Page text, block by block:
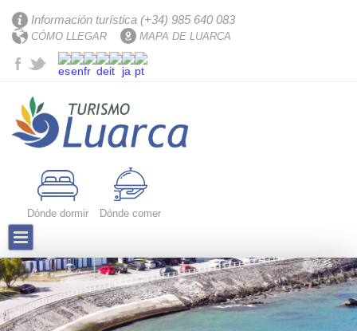
Información turística (+34) 985 640 083
CÓMO LLEGAR MAPA DE LUARCA
Dónde dormir Dónde comer